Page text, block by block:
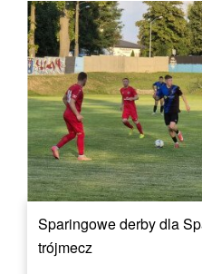
Sparingowe derby dla
trójmecz